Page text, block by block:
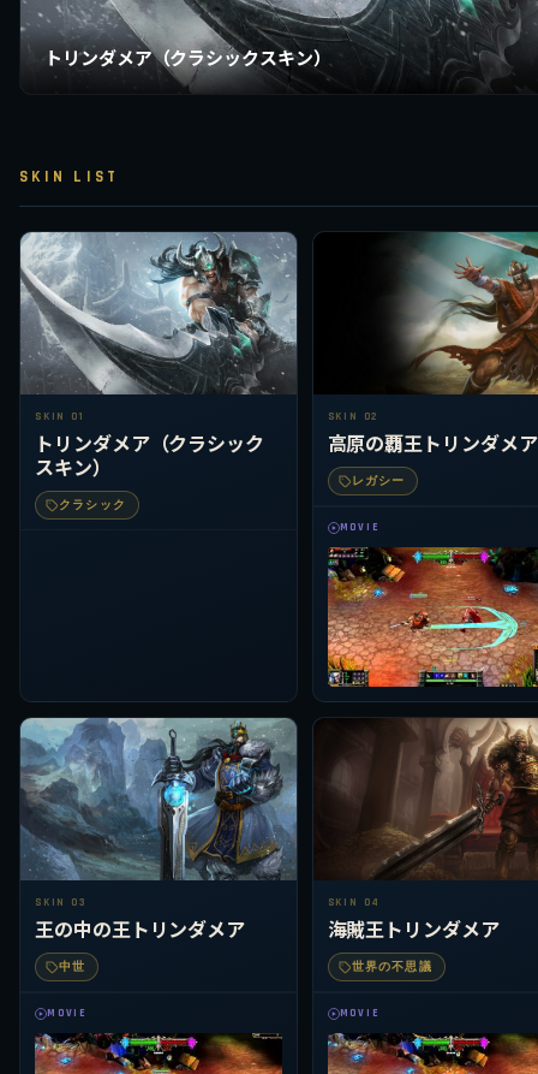
トリンダメア（クラシックスキン）
SKIN LIST
SKIN 01
トリンダメア（クラシック
スキン）
クラシック
SKIN 02
高原の覇王トリンダメア
レガシー
MOVIE
SKIN 03
王の中の王トリンダメア
中世
MOVIE
SKIN 04
海賊王トリンダメア
世界の不思議
MOVIE